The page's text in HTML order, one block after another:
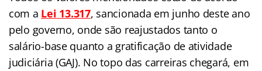
com a Lei 13.317, sancionada em junho deste ano
pelo governo, onde são reajustados tanto o
salário-base quanto a gratificação de atividade
judiciária (GAJ). No topo das carreiras chegará, em